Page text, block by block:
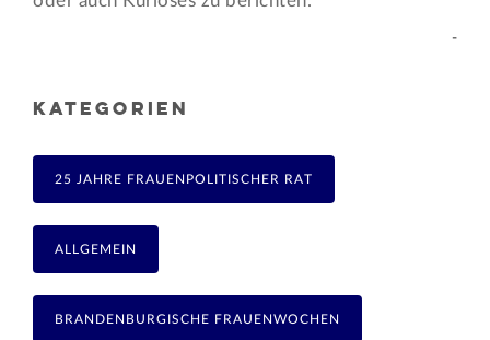
-
KATEGORIEN
25 JAHRE FRAUENPOLITISCHER RAT
ALLGEMEIN
BRANDENBURGISCHE FRAUENWOCHEN